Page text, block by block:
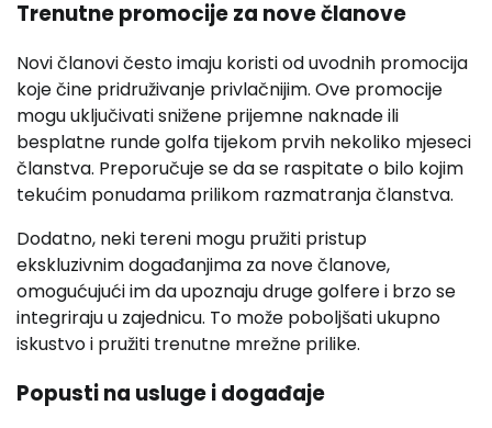
Trenutne promocije za nove članove
Novi članovi često imaju koristi od uvodnih promocija
koje čine pridruživanje privlačnijim. Ove promocije
mogu uključivati snižene prijemne naknade ili
besplatne runde golfa tijekom prvih nekoliko mjeseci
članstva. Preporučuje se da se raspitate o bilo kojim
tekućim ponudama prilikom razmatranja članstva.
Dodatno, neki tereni mogu pružiti pristup
ekskluzivnim događanjima za nove članove,
omogućujući im da upoznaju druge golfere i brzo se
integriraju u zajednicu. To može poboljšati ukupno
iskustvo i pružiti trenutne mrežne prilike.
Popusti na usluge i događaje